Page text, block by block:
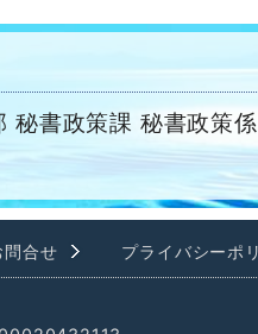
秘書政策課 秘書政策係
問合せ プライバシーポ